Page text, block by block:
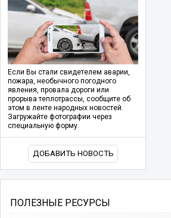
Если Вы стали свидетелем аварии,
пожара, необычного погодного
явления, провала дороги или
прорыва теплотрассы, сообщите об
этом в ленте народных новостей.
Загружайте фотографии через
специальную форму.
ДОБАВИТЬ НОВОСТЬ
ПОЛЕЗНЫЕ РЕСУРСЫ